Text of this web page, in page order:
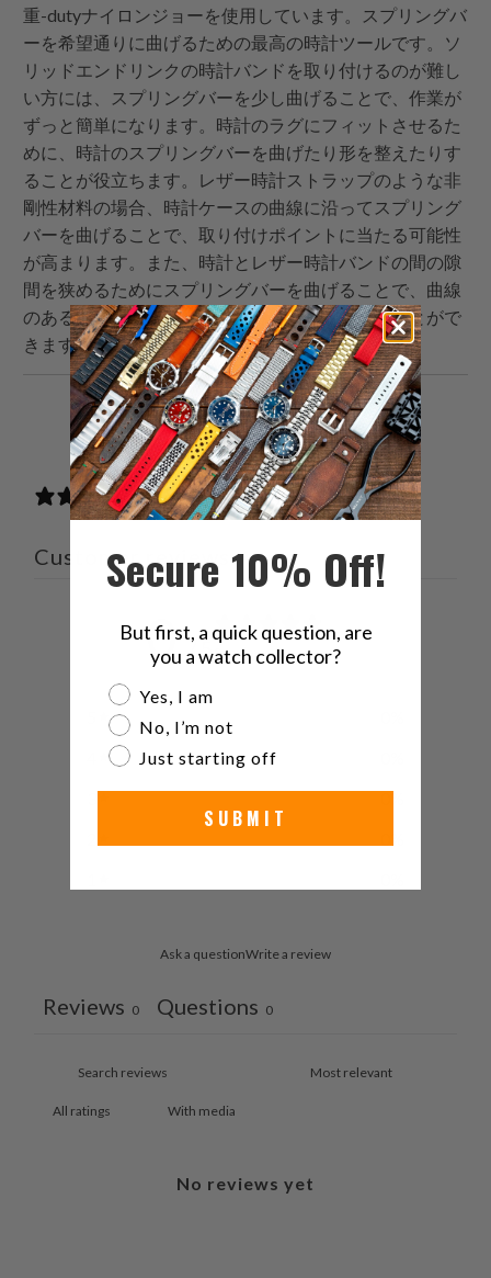
重-dutyナイロンジョーを使用しています。スプリングバ
ーを希望通りに曲げるための最高の時計ツールです。ソ
リッドエンドリンクの時計バンドを取り付けるのが難し
い方には、スプリングバーを少し曲げることで、作業が
ずっと簡単になります。時計のラグにフィットさせるた
めに、時計のスプリングバーを曲げたり形を整えたりす
ることが役立ちます。レザー時計ストラップのような非
剛性材料の場合、時計ケースの曲線に沿ってスプリング
バーを曲げることで、取り付けポイントに当たる可能性
が高まります。また、時計とレザー時計バンドの間の隙
間を狭めるためにスプリングバーを曲げることで、曲線
のある時計ケースにより自然にフィットさせることがで
きます。
こ
の
内
容
Twitter
で
有
す
る
Facebook
で
共
有
る
Pinterest
で
共
有
る
こ
の
メ
ー
を
友
に
送
0 reviews
Customer reviews
0 / 50 reviews
0%
Ask a questionWrite a review
Reviews 0 Questions 0
With media
No reviews yet
Secure 10% Off!
But first, a quick question, are
you a watch collector?
Are you a watch collector?
Yes, I am
No, I’m not
Just starting off
SUBMIT